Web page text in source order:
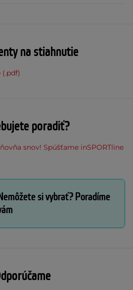
na stiahnutie
(.pdf)
poradiť?
snov! Spúšťame inSPORTline
si vybrať? Poradíme